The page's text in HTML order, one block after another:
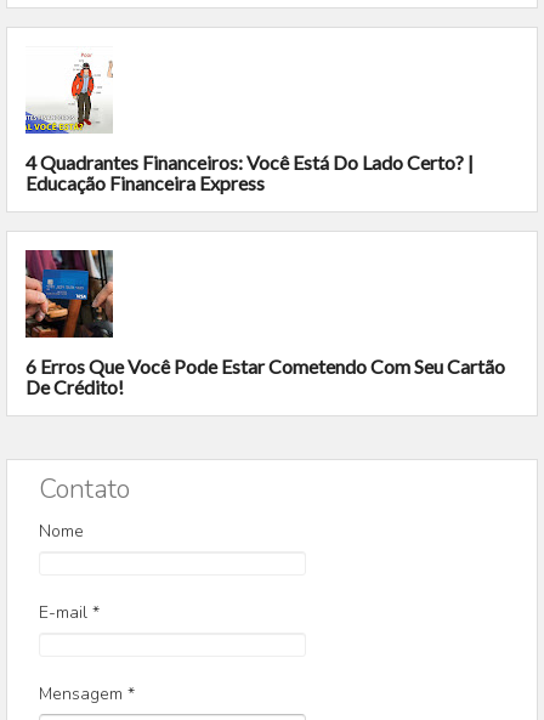
4 Quadrantes Financeiros: Você Está Do Lado Certo? |
Educação Financeira Express
6 Erros Que Você Pode Estar Cometendo Com Seu Cartão
De Crédito!
Contato
Nome
E-mail *
Mensagem *